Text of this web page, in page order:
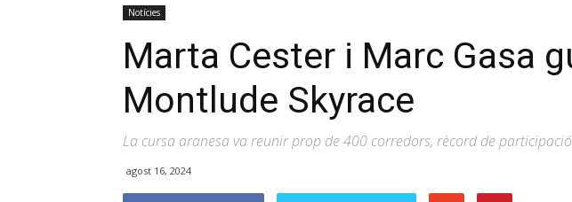
Notícies
Marta Cester i Marc Gasa
Montlude Skyrace
La cursa aranesa va reunir prop de 400 corredors, rècord de participació
agost 16, 2024